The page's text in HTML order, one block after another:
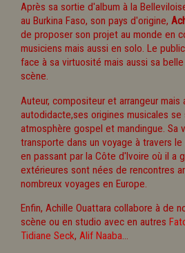
Après sa sortie d'album à la
au Burkina Faso, son pays d'origine,
de proposer son projet au monde en
musiciens mais aussi en solo. Le
face à sa virtuosité mais aussi sa
scène.
Auteur, compositeur et arrangeur mais
autodidacte,ses origines musicales se
atmosphère gospel et mandingue. Sa
transporte dans un voyage à travers le
en passant par la Côte d'Ivoire où il a
extérieures sont nées de rencontres
nombreux voyages en Europe.
Enfin, Achille Ouattara collabore à de
scène ou en studio avec en autres
Tidiane Seck, Alif Naaba...